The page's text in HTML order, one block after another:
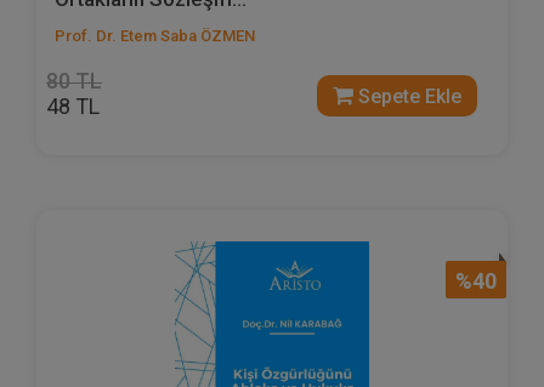
Prof. Dr. Etem Saba ÖZMEN
80 TL
48 TL Sepete Ekle
%40